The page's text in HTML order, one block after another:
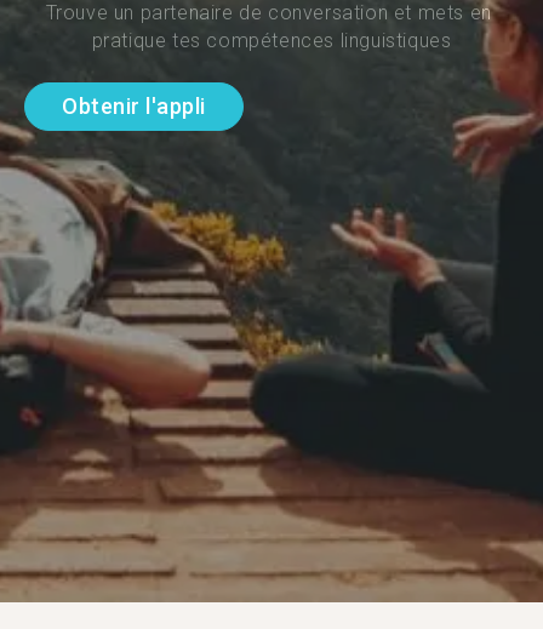
Trouve un partenaire de conversation et mets en
pratique tes compétences linguistiques
Obtenir l'appli